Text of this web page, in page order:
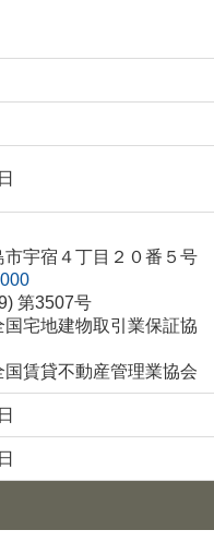
市宇宿４丁目２０番５号
第3507号
宅地建物取引業保証協
賃貸不動産管理業協会